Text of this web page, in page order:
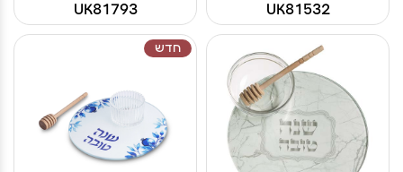
UK81532
UK81793
חדש